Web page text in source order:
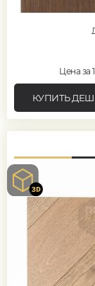
Цена за
КУПИТЬ